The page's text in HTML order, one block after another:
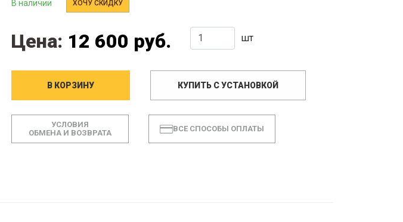
В наличии ХОЧУ СКИДКУ
Цена: 12 600 руб. шт
В КОРЗИНУ КУПИТЬ С УСТАНОВКОЙ
УСЛОВИЯ
ОБМЕНА И ВОЗВРАТА
ВСЕ СПОСОБЫ ОПЛАТЫ